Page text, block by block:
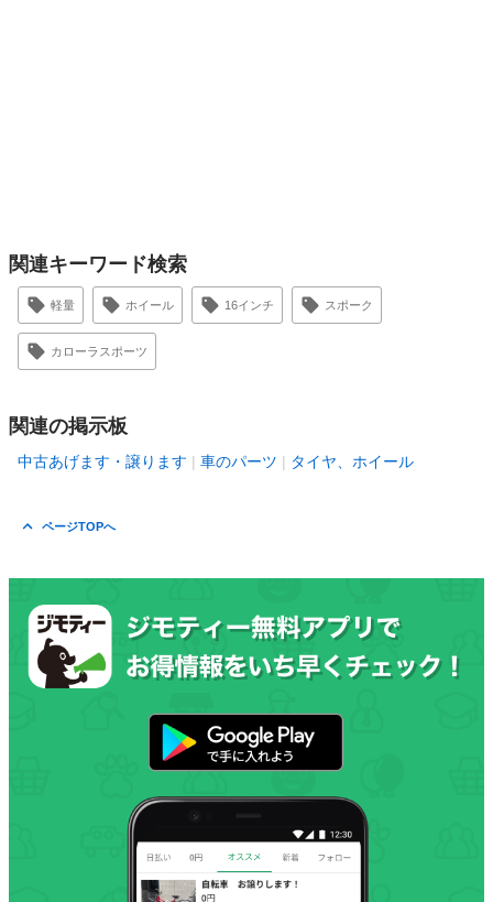
関連キーワード検索
軽量 ホイール 16インチ スポーク
カローラスポーツ
関連の掲示板
中古あげます・譲ります 車のパーツ タイヤ、ホイール
ページTOPへ